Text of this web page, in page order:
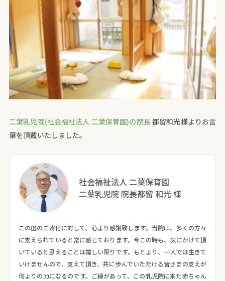
二葉乳児院(社会福祉法人 二葉保育園)の院長 都留和光様よりお言
葉を頂戴いたしました。​
社会福祉法人 二葉保育園
二葉乳児院 院長都留 和光 様
この度のご寄付に対して、心より感謝致します。当院は、多くの方々
に支えられていると常に感じております。今この時も、気にかけて頂
いていると思えることは嬉しい限りです。もとより、一人では生きて
いけませんので、支えて頂き、共に歩んでいただける皆さまの支えが
何よりの力になるのです。ご縁があって、この乳児院に来た赤ちゃん